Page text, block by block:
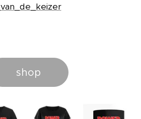
_van_de_keizer
shop